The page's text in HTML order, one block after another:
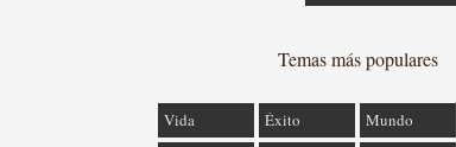
Temas más populares
Vida Éxito Mundo